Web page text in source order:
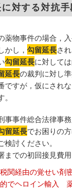
対する対抗
薬物事件の場合，
かし， 勾留延長さ
勾留延長に対して
延長の裁判に対し
ですが，仮にされ
事事件総合法律事務
留延長でお困りの
討ください。
までの初回接見費
関経由の覚せい
でヘロイン輸入